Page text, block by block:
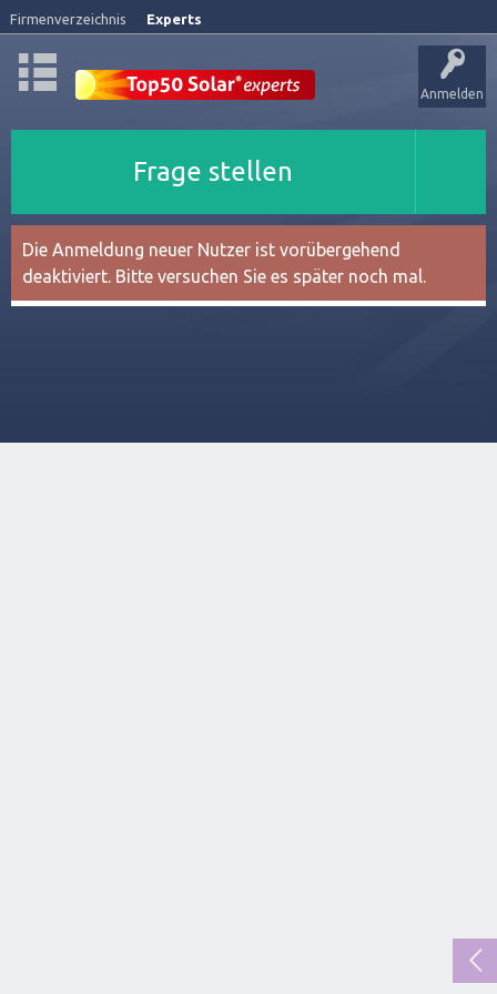
Firmenverzeichnis Experts
Anmelden
Frage stellen
Die Anmeldung neuer Nutzer ist vorübergehend
deaktiviert. Bitte versuchen Sie es später noch mal.